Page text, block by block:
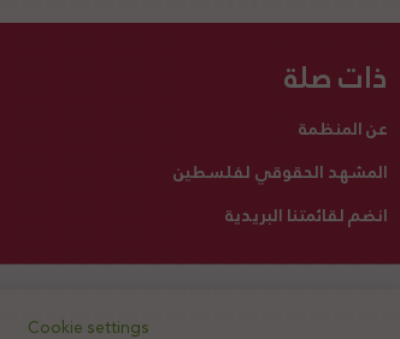
ذات صلة
عن المنظمة
المشهد الحقوقي لفلسطين
انضم لقائمتنا البريدية
اتصل بنا تبرع لنا
Cookie settings